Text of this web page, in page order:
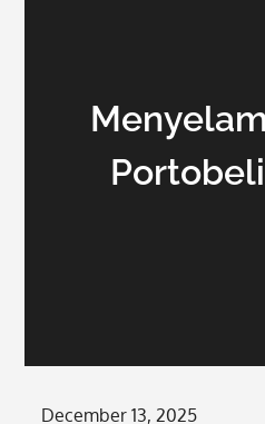
Posted
December 13, 2025